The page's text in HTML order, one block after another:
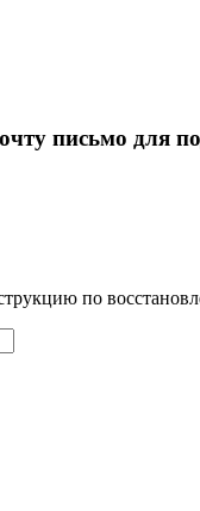
письмо для
по